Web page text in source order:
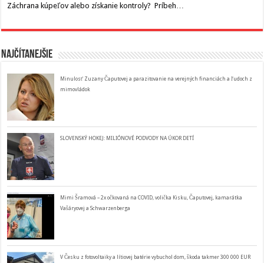
Záchrana kúpeľov alebo získanie kontroly? Príbeh…
Najčítanejšie
Minulosť Zuzany Čaputovej a parazitovanie na verejných financiách a ľudoch z
mimovládok
SLOVENSKÝ HOKEJ: MILIÓNOVÉ PODVODY NA ÚKOR DETÍ
Mimi Šramová – 2x očkovaná na COVID, volička Kisku, Čaputovej, kamarátka
Vašáryovej a Schwarzenberga
V Česku z fotovoltaiky a lítiovej batérie vybuchol dom, škoda takmer 300 000 EUR